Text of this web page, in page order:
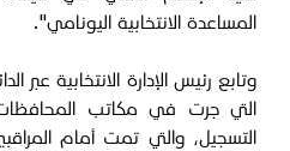
المساعدة الانتخابية اليونامي".
وتابع رئيس الإدارة الانتخابية عبر
التي جرت في مكاتب المحافظات
التسجيل، والتي تمت أمام